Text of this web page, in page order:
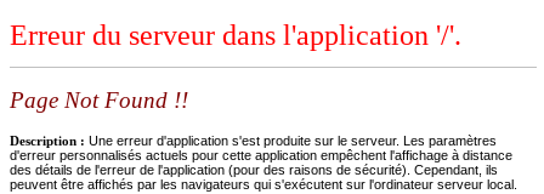
Erreur du serveur dans l'application '/'.
Page Not Found !!
Description : Une erreur d'application s'est produite sur le serveur. Les paramètres
d'erreur personnalisés actuels pour cette application empêchent l'affichage à distance
des détails de l'erreur de l'application (pour des raisons de sécurité). Cependant, ils
peuvent être affichés par les navigateurs qui s'exécutent sur l'ordinateur serveur local.